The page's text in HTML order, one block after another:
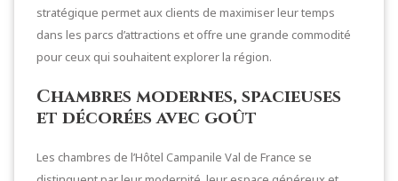
stratégique permet aux clients de maximiser leur temps
dans les parcs d’attractions et offre une grande commodité
pour ceux qui souhaitent explorer la région.
Chambres modernes, spacieuses
et décorées avec goût
Les chambres de l’Hôtel Campanile Val de France se